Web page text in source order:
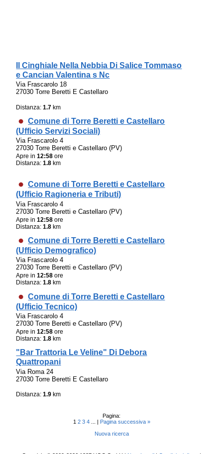
Il Cinghiale Nella Nebbia Di Salice Tommaso
e Cancian Valentina s Nc
Via Frascarolo 18
27030 Torre Beretti E Castellaro
Distanza:1.7 km
Comune di Torre Beretti e Castellaro
(Ufficio Servizi Sociali)
Via Frascarolo 4
27030 Torre Beretti e Castellaro (PV)
Apre in12:58 ore
Distanza:1.8 km
Comune di Torre Beretti e Castellaro
(Ufficio Ragioneria e Tributi)
Via Frascarolo 4
27030 Torre Beretti e Castellaro (PV)
Apre in12:58 ore
Distanza:1.8 km
Comune di Torre Beretti e Castellaro
(Ufficio Demografico)
Via Frascarolo 4
27030 Torre Beretti e Castellaro (PV)
Apre in12:58 ore
Distanza:1.8 km
Comune di Torre Beretti e Castellaro
(Ufficio Tecnico)
Via Frascarolo 4
27030 Torre Beretti e Castellaro (PV)
Apre in12:58 ore
Distanza:1.8 km
"Bar Trattoria Le Veline" Di Debora
Quattropani
Via Roma 24
27030 Torre Beretti E Castellaro
Distanza:1.9 km
Pagina:
1 2 3 4 ... | Pagina successiva »
Nuova ricerca